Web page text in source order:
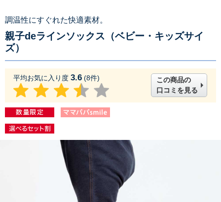
調温性にすぐれた快適素材。
親子deラインソックス（ベビー・キッズサイ
ズ）
平均お気に入り度 3.6 (8件)
この商品の
口コミを見る